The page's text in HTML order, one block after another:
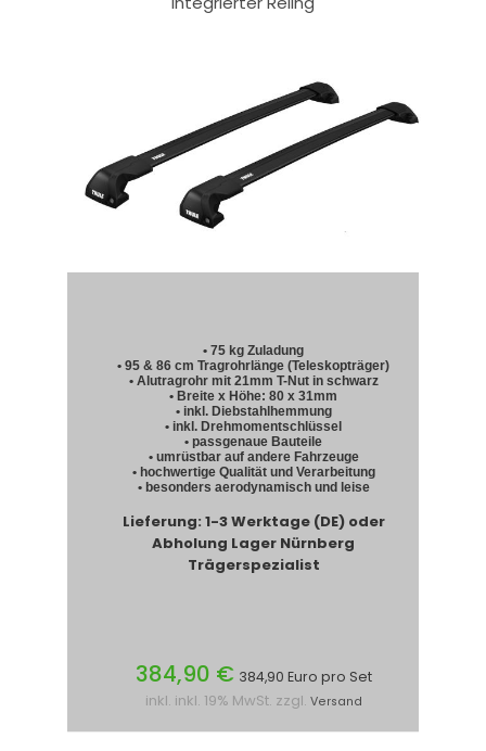
• 75 kg Zuladung
• 95 & 86 cm Tragrohrlänge (Teleskopträger)
• Alutragrohr mit 21mm T-Nut in schwarz
• Breite x Höhe: 80 x 31mm
• inkl. Diebstahlhemmung
• inkl. Drehmomentschlüssel
• passgenaue Bauteile
• umrüstbar auf andere Fahrzeuge
• hochwertige Qualität und Verarbeitung
• besonders aerodynamisch und leise
Lieferung: 1-3 Werktage (DE) oder
Abholung Lager Nürnberg
Trägerspezialist
384,90 € 384,90 Euro pro Set
inkl. inkl. 19% MwSt. zzgl. Versand